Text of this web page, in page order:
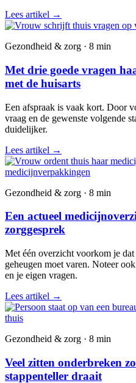
Lees artikel →
Gezondheid & zorg · 8 min
Met drie goede vragen
met de huisarts
Een afspraak is vaak kort. Door
vraag en de gewenste volgende
duidelijker.
Lees artikel →
Gezondheid & zorg · 8 min
Een actueel
zorggesprek
Met één overzicht voorkom je
geheugen moet varen. Noteer
en je eigen vragen.
Lees artikel →
Gezondheid & zorg · 8 min
Veel zitten onderbreken
stappenteller draait